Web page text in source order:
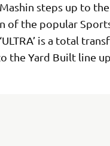
steps up to
the popular
is a total
the Yard Built line up.